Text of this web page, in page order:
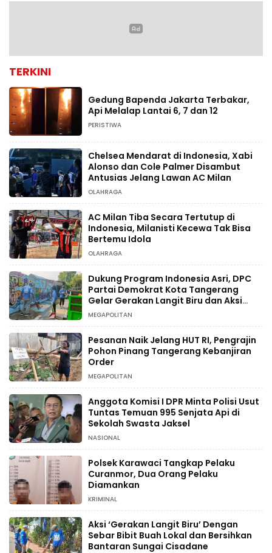
TERKINI
Gedung Bapenda Jakarta Terbakar,
Api Melalap Lantai 6, 7 dan 12
PERISTIWA
Chelsea Mendarat di Indonesia, Xabi
Alonso dan Cole Palmer Disambut
Antusias Jelang Lawan AC Milan
OLAHRAGA
AC Milan Tiba Secara Tertutup di
Indonesia, Milanisti Kecewa Tak Bisa
Bertemu Idola
OLAHRAGA
Dukung Program Indonesia Asri, DPC
Partai Demokrat Kota Tangerang
Gelar Gerakan Langit Biru dan Aksi
Tanam Pohon
MEGAPOLITAN
Pesanan Naik Jelang HUT RI, Pengrajin
Pohon Pinang Tangerang Kebanjiran
Order
MEGAPOLITAN
Anggota Komisi I DPR Minta Polisi Usut
Tuntas Temuan 995 Senjata Api di
Sekolah Swasta Jaksel
NASIONAL
Polsek Karawaci Tangkap Pelaku
Curanmor, Dua Orang Pelaku
Diamankan
KRIMINAL
Aksi ‘Gerakan Langit Biru’ Dengan
Sebar Bibit Buah Lokal dan Bersihkan
Bantaran Sungai Cisadane